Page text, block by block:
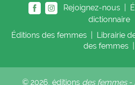
Rejoignez-nous |
dictionnaire
Éditions des femmes Librairie
des femmes
© 2026, éditions des femmes-